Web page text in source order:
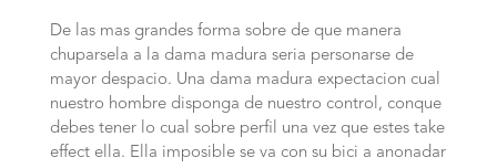
De las mas grandes forma sobre de que manera
chuparsela a la dama madura seri­a personarse de
mayor despacio. Una dama madura expectacion cual
nuestro hombre disponga de nuestro control, conque
debes tener lo cual sobre perfil una vez que estes take
effect ella. Ella imposible se va con su bici a anonadar